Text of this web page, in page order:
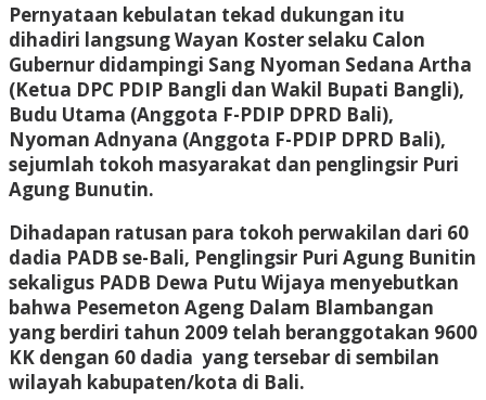
Pernyataan kebulatan tekad dukungan itu
dihadiri langsung Wayan Koster selaku Calon
Gubernur didampingi Sang Nyoman Sedana Artha
(Ketua DPC PDIP Bangli dan Wakil Bupati Bangli),
Budu Utama (Anggota F-PDIP DPRD Bali),
Nyoman Adnyana (Anggota F-PDIP DPRD Bali),
sejumlah tokoh masyarakat dan penglingsir Puri
Agung Bunutin.
Dihadapan ratusan para tokoh perwakilan dari 60
dadia PADB se-Bali, Penglingsir Puri Agung Bunitin
sekaligus PADB Dewa Putu Wijaya menyebutkan
bahwa Pesemeton Ageng Dalam Blambangan
yang berdiri tahun 2009 telah beranggotakan 9600
KK dengan 60 dadia yang tersebar di sembilan
wilayah kabupaten/kota di Bali.